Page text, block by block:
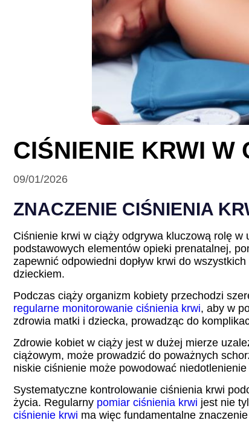
CIŚNIENIE KRWI W
09/01/2026
ZNACZENIE CIŚNIENIA
Ciśnienie krwi w ciąży odgrywa kluczową rolę w
podstawowych elementów opieki prenatalnej,
zapewnić odpowiedni dopływ krwi do
dzieckiem.
Podczas ciąży organizm kobiety przechodzi
regularne monitorowanie ciśnienia krwi, aby w
zdrowia matki i dziecka, prowadząc do
Zdrowie kobiet w ciąży jest w dużej mierze
ciążowym, może prowadzić do poważnych
niskie ciśnienie może powodować niedotlenienie
Systematyczne kontrolowanie ciśnienia krwi
życia. Regularny pomiar ciśnienia krwi jest nie
ciśnienie krwi ma więc fundamentalne